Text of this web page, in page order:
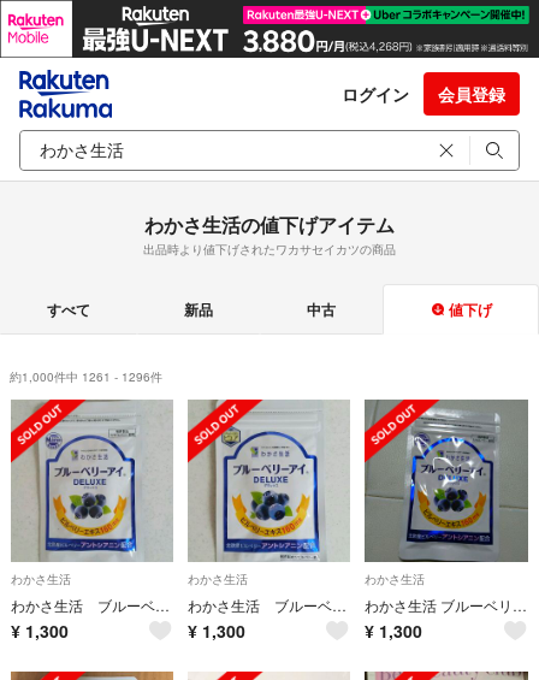
ログイン 会員登録
わかさ生活の値下げアイテム
出品時より値下げされたワカサセイカツの商品
すべて 新品 中古 値下げ
約1,000件中 1261 - 1296件
わかさ生活
わかさ生活 ブルーベリーアイデラックス
¥ 1,300
わかさ生活
わかさ生活 ブルーベリーアイデラックス
¥ 1,300
わかさ生活
わかさ生活 ブルーベリーアイ 31粒
¥ 1,300